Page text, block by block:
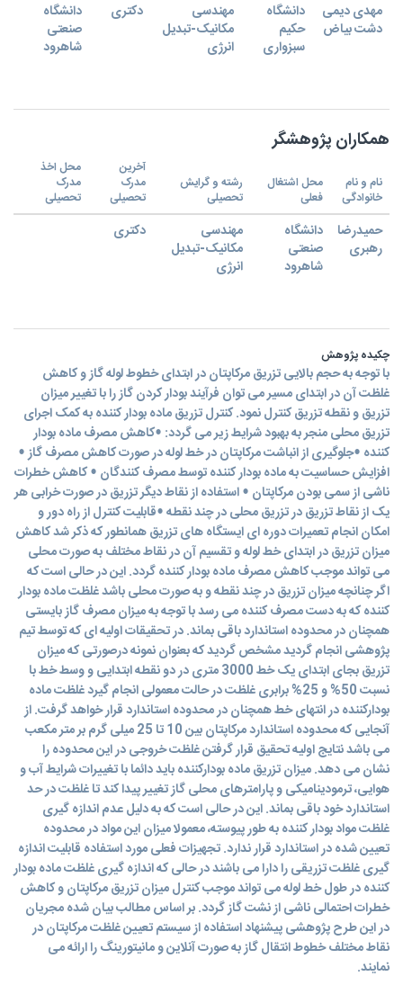
مهدی دیمی
دشت بیاض
دانشگاه
حکیم
سبزواری
مهندسی
مکانیک-تبدیل
انرژی
دکتری
دانشگاه
صنعتی
شاهرود
همکاران پژوهشگر
نام و نام
خانوادگی
محل اشتغال
فعلی
رشته و گرایش
تحصیلی
آخرین
مدرک
تحصیلی
محل اخذ
مدرک
تحصیلی
حمیدرضا
رهبری
دانشگاه
صنعتی
شاهرود
مهندسی
مکانیک-تبدیل
انرژی
دکتری
چکیده پژوهش
با توجه به حجم بالایی تزریق مرکاپتان در ابتدای خطوط لوله گاز و کاهش
غلظت آن در ابتدای مسیر می توان فرآیند بودار کردن گاز را با تغییر میزان
تزریق و نقطه تزریق کنترل نمود. کنترل تزریق ماده بودار کننده به کمک اجرای
تزریق محلی منجر به بهبود شرایط زیر می گردد: •کاهش مصرف ماده بودار
کننده •جلوگیری از انباشت مرکاپتان در خط لوله در صورت کاهش مصرف گاز •
افزایش حساسیت به ماده بودار کننده توسط مصرف کنندگان • کاهش خطرات
ناشی از سمی بودن مرکاپتان • استفاده از نقاط دیگر تزریق در صورت خرابی هر
یک از نقاط تزریق در تزریق محلی در چند نقطه •قابلیت کنترل از راه دور و
امکان انجام تعمیرات دوره ای ایستگاه های تزریق همانطور که ذکر شد کاهش
میزان تزریق در ابتدای خط لوله و تقسیم آن در نقاط مختلف به صورت محلی
می تواند موجب کاهش مصرف ماده بودار کننده گردد. این در حالی است که
اگر چنانچه میزان تزریق در چند نقطه و به صورت محلی باشد غلظت ماده بودار
کننده که به دست مصرف کننده می رسد با توجه به میزان مصرف گاز بایستی
همچنان در محدوده استاندارد باقی بماند. در تحقیقات اولیه ای که توسط تیم
پژوهشی انجام گردید مشخص گردید که بعنوان نمونه درصورتی که میزان
تزریق بجای ابتدای یک خط 3000 متری در دو نقطه ابتدایی و وسط خط با
نسبت 50% و 25% برابری غلظت در حالت معمولی انجام گیرد غلظت ماده
بودارکننده در انتهای خط همچنان در محدوده استاندارد قرار خواهد گرفت. از
آنجایی که محدوده استاندارد مرکاپتان بین 10 تا 25 میلی گرم بر متر مکعب
می باشد نتایج اولیه تحقیق قرار گرفتن غلظت خروجی در این محدوده را
نشان می دهد. میزان تزریق ماده بودارکننده باید دائما با تغییرات شرایط آب و
هوایی، ترمودینامیکی و پارامترهای محلی گاز تغییر پیدا کند تا غلظت در حد
استاندارد خود باقی بماند. این در حالی است که به دلیل عدم اندازه گیری
غلظت مواد بودار کننده به طور پیوسته، معمولا میزان این مواد در محدوده
تعیین شده در استاندارد قرار ندارد. تجهیزات فعلی مورد استفاده قابلیت اندازه
گیری غلظت تزریقی را دارا می باشند در حالی که اندازه گیری غلظت ماده بودار
کننده در طول خط لوله می تواند موجب کنترل میزان تزریق مرکاپتان و کاهش
خطرات احتمالی ناشی از نشت گاز گردد. بر اساس مطالب بیان شده مجریان
در این طرح پژوهشی پیشنهاد استفاده از سیستم تعیین غلظت مرکاپتان در
نقاط مختلف خطوط انتقال گاز به صورت آنلاین و مانیتورینگ را ارائه می
نمایند.